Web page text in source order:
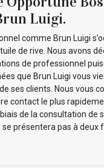
Luigi.
comme Brun Luigi
de rive. Nous avons
de professionnel
que Brun Luigi vous
ses clients. Nous vous
contact le plus
de la consultation de
se présentera pas à deux